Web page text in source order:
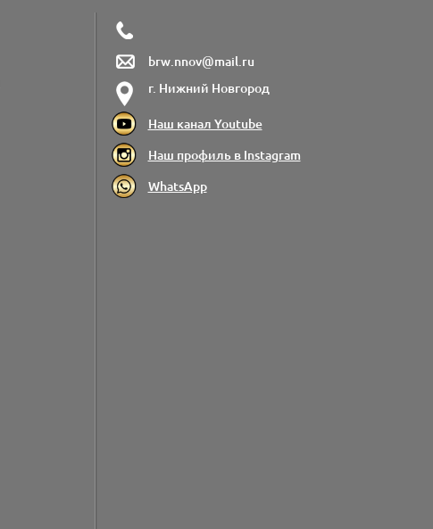
brw.nnov@mail.ru
г. Нижний Новгород
Наш канал Youtube
Наш профиль в Instagram
WhatsApp